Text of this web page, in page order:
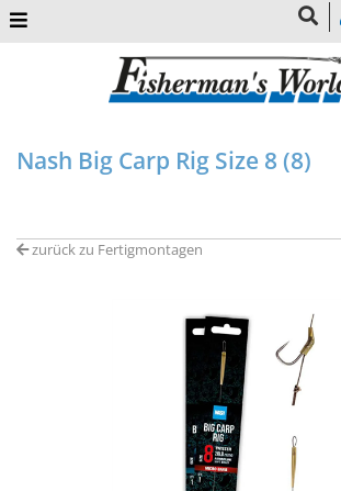
Nash Big Carp Rig Size 8 (8)
zurück zu Fertigmontagen